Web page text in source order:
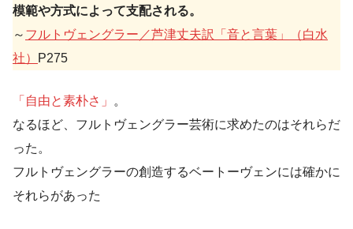
模範や方式によって支配される。
～ フルトヴェングラー／芦津丈夫訳「音と言葉」（白水
社）
P275
「自由と素朴さ」
。
なるほど、フルトヴェングラー芸術に求めたのはそれらだ
った。
フルトヴェングラーの創造するベートーヴェンには確かに
それらがあった